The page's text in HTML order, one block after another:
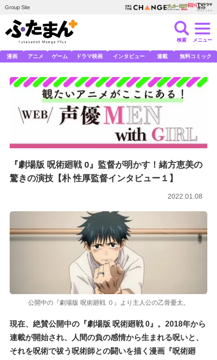
Group Site
検索 メニュー
漫画 アニメ ゲーム ドラマ映画 インタビュー 連載 無料コミック
『劇場版 呪術廻戦 0』監督が明かす！緒方恵美の
驚きの演技【朴 性厚監督インタビュー１】
2022.01.08
公開中の『劇場版 呪術廻戦 ０』より主人公の乙骨憂太。
現在、絶賛公開中の『劇場版 呪術廻戦 0』。2018年から
連載が開始され、人間の負の感情から生まれる呪いと、
それを呪術で祓う呪術師との闘いを描く漫画『呪術廻